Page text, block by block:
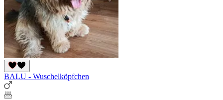
BALU - Wuschelköpfchen